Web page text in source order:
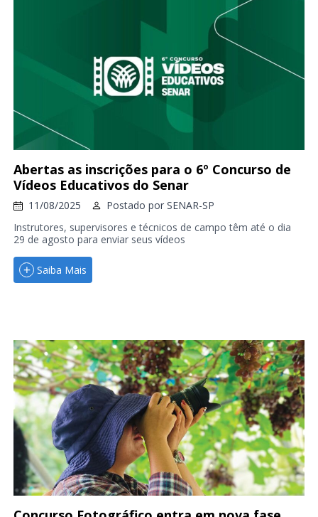
Abertas as inscrições para o 6º Concurso de
Vídeos Educativos do Senar
11/08/2025 Postado por SENAR-SP
Instrutores, supervisores e técnicos de campo têm até o dia
29 de agosto para enviar seus vídeos
Saiba Mais